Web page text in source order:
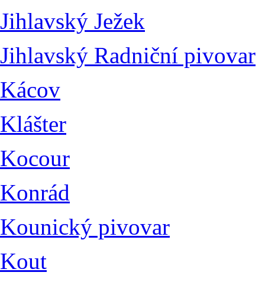
Jihlavský Ježek
Jihlavský Radniční pivovar
Kácov
Klášter
Kocour
Konrád
Kounický pivovar
Kout